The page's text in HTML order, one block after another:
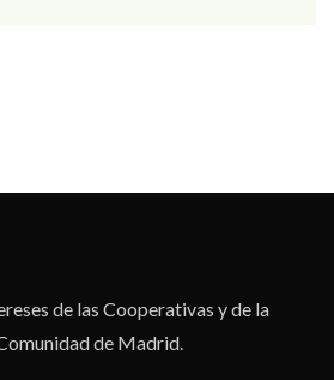
de las Cooperativas y de la
de Madrid.